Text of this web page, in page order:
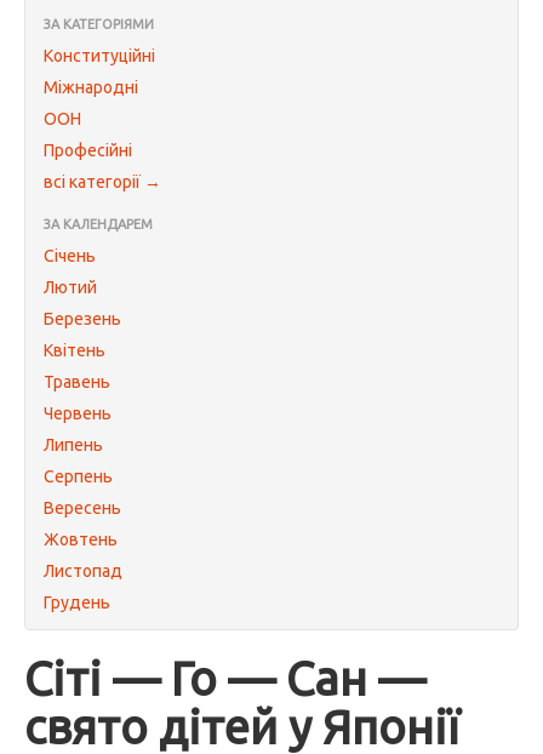
ЗА КАТЕГОРІЯМИ
Конституційні
Міжнародні
ООН
Професійні
всі категорії →
ЗА КАЛЕНДАРЕМ
Січень
Лютий
Березень
Квітень
Травень
Червень
Липень
Серпень
Вересень
Жовтень
Листопад
Грудень
Сіті — Го — Сан —
свято дітей у Японії